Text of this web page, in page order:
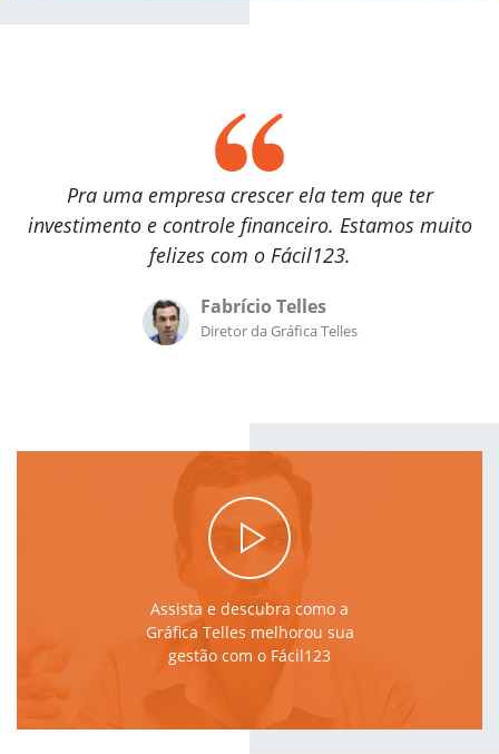
Pra uma empresa crescer ela tem que ter
investimento e controle financeiro. Estamos muito
felizes com o Fácil123.
Fabrício Telles
Diretor da Gráfica Telles
Assista e descubra como a
Gráfica Telles melhorou sua
gestão com o Fácil123